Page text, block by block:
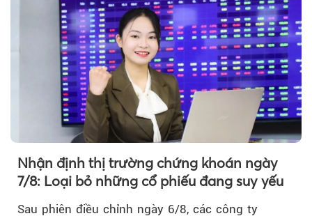
Theo
Nhận định thị trường chứng khoán ngày
7/8: Loại bỏ những cổ phiếu đang suy yếu
Sau phiên điều chỉnh ngày 6/8, các công ty